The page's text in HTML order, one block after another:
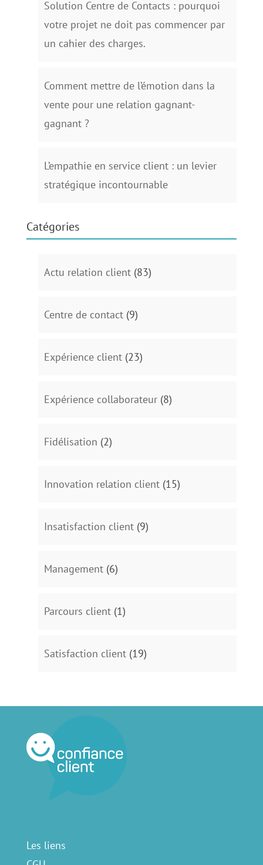
Solution Centre de Contacts : pourquoi
votre projet ne doit pas commencer par
un cahier des charges.
Comment mettre de l’émotion dans la
vente pour une relation gagnant-
gagnant ?
L’empathie en service client : un levier
stratégique incontournable
Catégories
Actu relation client(83)
Centre de contact(9)
Expérience client(23)
Expérience collaborateur(8)
Fidélisation (2)
Innovation relation client(15)
Insatisfaction client(9)
Management(6)
Parcours client(1)
Satisfaction client(19)
Les liens